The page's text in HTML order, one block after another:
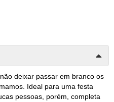
deixar passar em branco os
Ideal para uma festa
pessoas, porém, completa